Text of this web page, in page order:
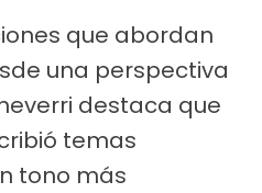
que abordan
una perspectiva
destaca que
temas
tono más